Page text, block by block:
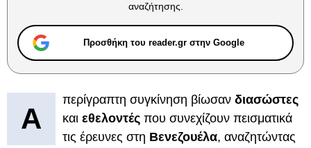
αναζήτησης.
Προσθήκη του reader.gr στην Google
Α
περίγραπτη συγκίνηση βίωσαν διασώστες
και εθελοντές που συνεχίζουν πεισματικά
τις έρευνες στη Βενεζουέλα, αναζητώντας